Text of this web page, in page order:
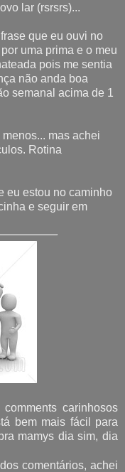
lar (rsrsrs)...
que eu ouvi no
uma prima e o meu
pois me sentia
não anda boa
semanal acima de 1
mas achei
Rotina
eu estou no caminho
e seguir em
carinhosos
bem mais fácil para
mamys dia sim, dia
comentários, achei